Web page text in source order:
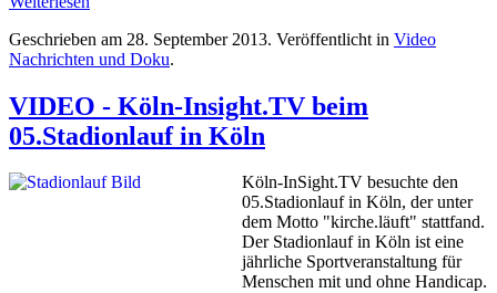
Geschrieben am 28. September 2013. Veröffentlicht in Video
Nachrichten und Doku.
VIDEO - Köln-Insight.TV beim
05.Stadionlauf in Köln
Köln-InSight.TV besuchte den
05.Stadionlauf in Köln, der unter
dem Motto "kirche.läuft" stattfand.
Der Stadionlauf in Köln ist eine
jährliche Sportveranstaltung für
Menschen mit und ohne Handicap.